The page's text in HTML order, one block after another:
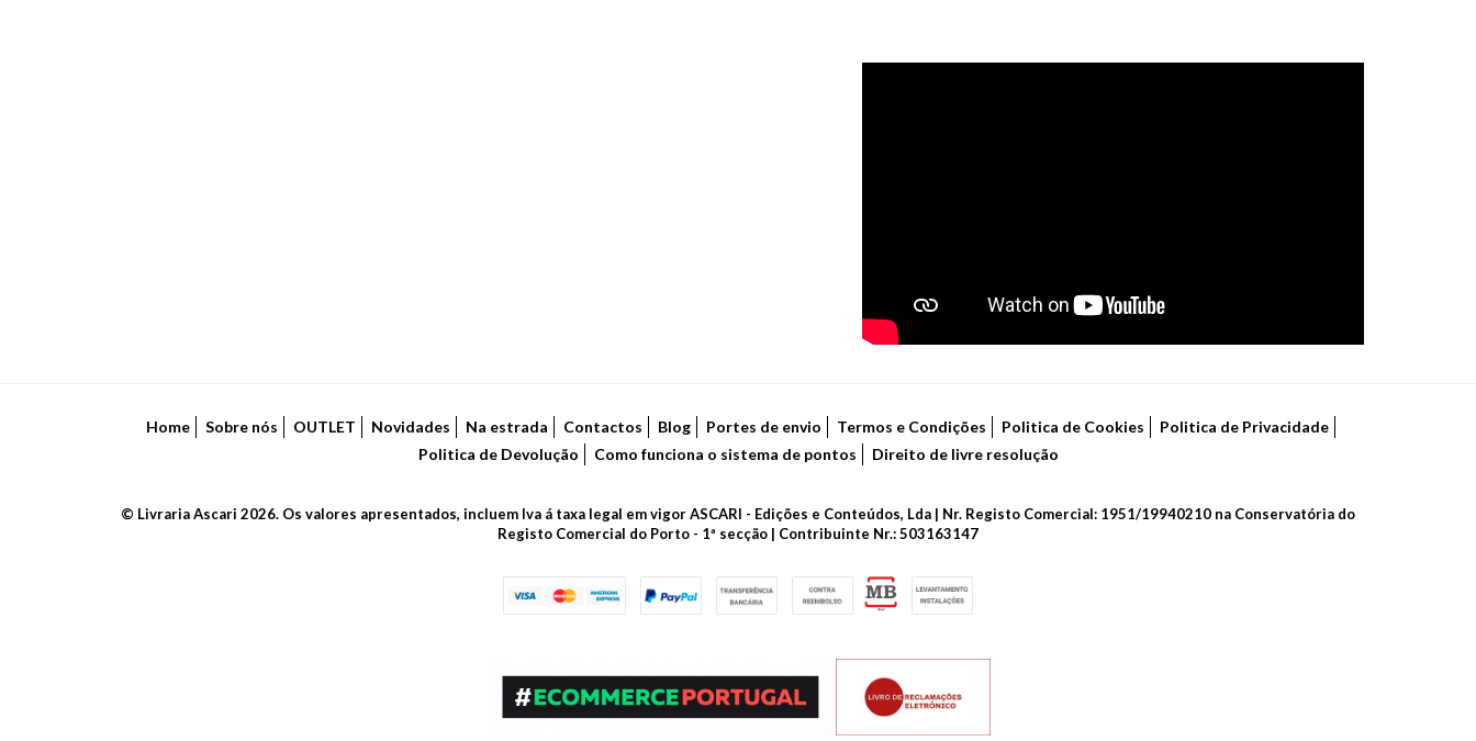
Home Sobre nós OUTLET Novidades Na estrada Contactos Blog Portes de envio Termos e Condições Politica de Cookies
Politica de Privacidade
Politica de Devolução
Como funciona o sistema de pontos Direito de livre resolução
© Livraria Ascari 2026. Os valores apresentados, incluem Iva á taxa legal em vigor ASCARI - Edições e Conteúdos, Lda | Nr. Registo Comercial: 1951/19940210 na Conservatória do
Registo Comercial do Porto - 1ª secção | Contribuinte Nr.: 503163147